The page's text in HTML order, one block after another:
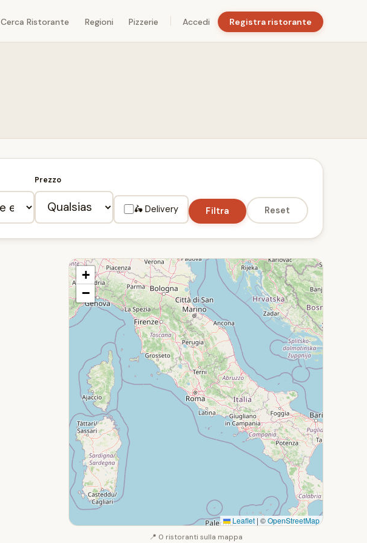
Cerca Ristorante Regioni Pizzerie Accedi Registra ristorante
Prezzo
🛵 Delivery Filtra Reset
+
−
Leaflet | ©OpenStreetMap
📍 0 ristoranti sulla mappa